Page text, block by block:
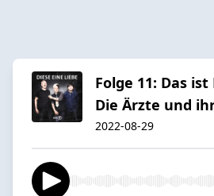
Folge 11: Das
Die Ärzte und
2022-08-29